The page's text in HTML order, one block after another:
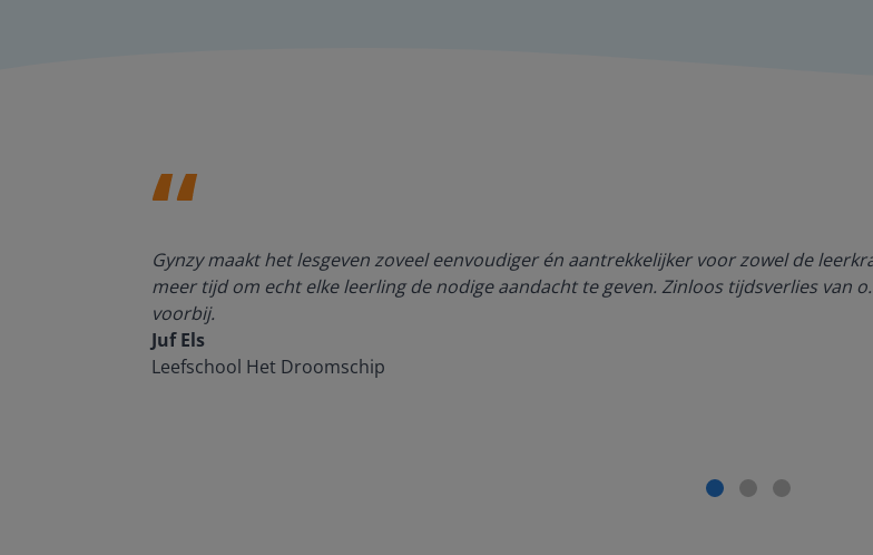
Gynzy maakt het lesgeven zoveel eenvoudiger én aantrekkelijker voor zowel de
meer tijd om echt elke leerling de nodige aandacht te geven. Zinloos tijdsverlies van
voorbij.
Juf Els
Leefschool Het Droomschip